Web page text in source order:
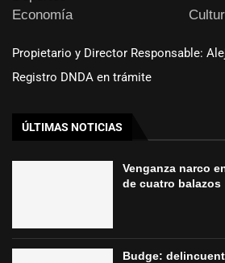
Economía
Propietario y Director Responsable:
Registro DNDA en trámite
ÚLTIMAS NOTICIAS
Venganza narco
de cuatro balazos
Budge: